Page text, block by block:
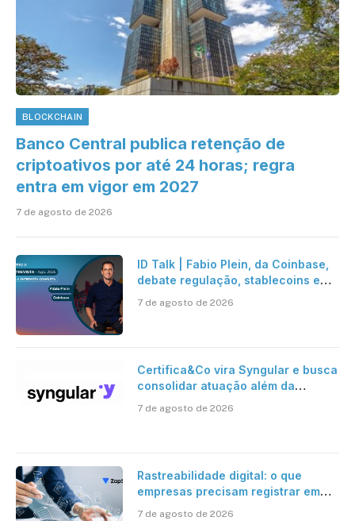
BLOCKCHAIN
Banco Central publica retenção de
criptoativos por até 24 horas; regra
entra em vigor em 2027
7 de agosto de 2026
ID Talk | Fabio Plein, da Coinbase,
debate regulação, stablecoins e
risco onchain
7 de agosto de 2026
Certifica&Co vira Syngular e busca
consolidar atuação além da
certificação digital
7 de agosto de 2026
Rastreabilidade digital: o que
empresas precisam registrar em
7 de agosto de 2026